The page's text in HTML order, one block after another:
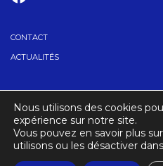
CONTACT
ACTUALITÉS
TROUVER UN CLUB
CRÉDITS
Nous utilisons des cookies
expérience sur notre site.
Vous pouvez en savoir plus
utilisons ou les désactiver